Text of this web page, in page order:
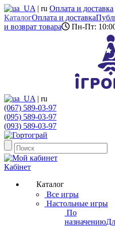
UA | ru Оплата и доставка
КаталогОплата и доставка
и возврат товара
Пн-Пт:
UA | ru
(067) 589-03-97
(095) 589-03-97
(093) 589-03-97
Кабінет
Каталог
Все игры
Настольные игры
По
назначению